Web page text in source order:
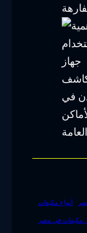
أنواع مكيفات
مكيفات في مصر